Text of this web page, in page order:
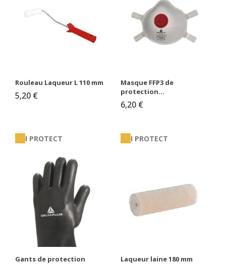
Rouleau Laqueur L 110 mm
5,20 €
Masque FFP3 de
protection...
6,20 €
I PROTECT
Gants de protection
I PROTECT
Laqueur laine 180 mm